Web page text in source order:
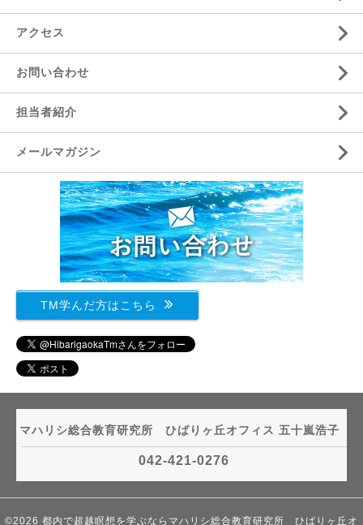
アクセス
お問い合わせ
担当者紹介
メールマガジン
TM学んだ方はこちら
マハリシ総合教育研究所 ひばりヶ丘オフィス 五十嵐浩子
042-421-0276
©2026 都内で超越瞑想を学ぶならマハリシ総合教育研究所 ひばりヶ丘オ